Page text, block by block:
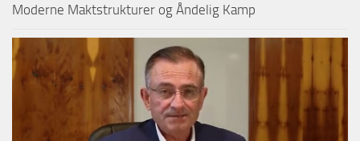
Moderne Maktstrukturer og Åndelig Kamp